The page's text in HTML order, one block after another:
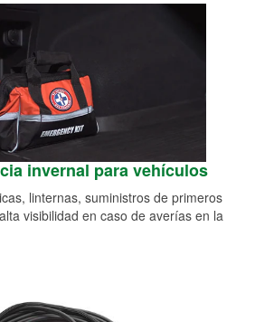
invernal para vehículos
linternas, suministros de primeros
visibilidad en caso de averías en la